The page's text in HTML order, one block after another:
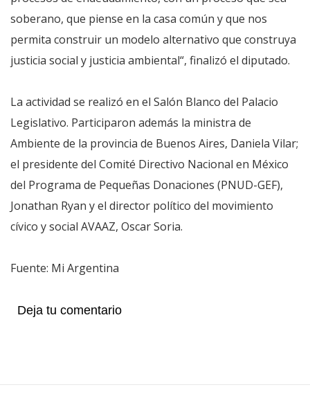
soberano, que piense en la casa común y que nos
permita construir un modelo alternativo que construya
justicia social y justicia ambiental“, finalizó el diputado.
La actividad se realizó en el Salón Blanco del Palacio
Legislativo. Participaron además la ministra de
Ambiente de la provincia de Buenos Aires, Daniela Vilar;
el presidente del Comité Directivo Nacional en México
del Programa de Pequeñas Donaciones (PNUD-GEF),
Jonathan Ryan y el director político del movimiento
cívico y social AVAAZ, Oscar Soria.
Fuente: Mi Argentina
Deja tu comentario